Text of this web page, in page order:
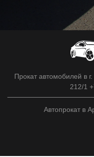
Прокат автомобилей в
212/1
Автопрокат в